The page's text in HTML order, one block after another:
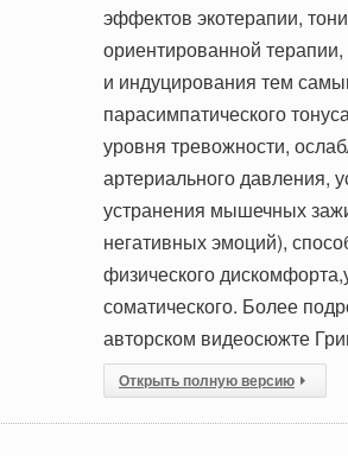
эффектов экотерапии,
ориентированной
и индуцирования тем
парасимпатического
уровня тревожности,
артериального давления,
устранения мышечных
негативных эмоций),
физического
соматического. Более
авторском видеосюжте
Открыть полную версию